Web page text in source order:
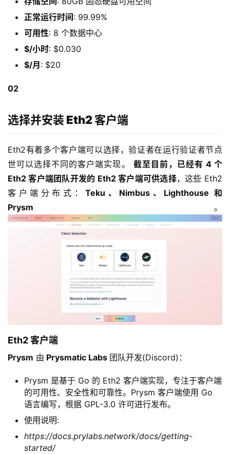
正常运行时间 : 99.99%
可用性: 8 个数据中心
$/小时: $0.030
$/月 : $20
02
选择并安装 Eth2 客户端
Eth2有着多个客户端可以选择，验证者在运行验证者节点
世可以选择不同的客户端实现。 截至目前，已经有 4 个
Eth2 客户端团队开发的 Eth2 客户端可供选择，这些 Eth2
客户端分布式：Teku、Nimbus、Lighthouse 和
Prysm 。
Eth2 客户端
Prysm 由 Prysmatic Labs 团队开发(Discord)：
Prysm 是基于 Go 的 Eth2 客户端实现，专注于客户端
的可用性、安全性和可靠性。Prysm 客户端使用 Go
语言编写，根据 GPL-3.0 许可进行发布。
使用说明:
https://docs.prylabs.network/docs/getting-
started/